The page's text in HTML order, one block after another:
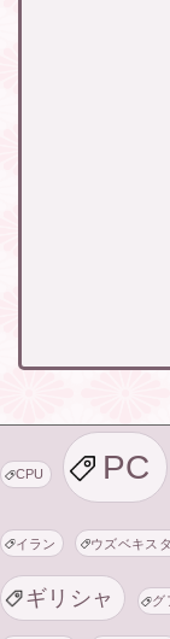
CPU PC
イラン ウズベキス
ギリシャ グ